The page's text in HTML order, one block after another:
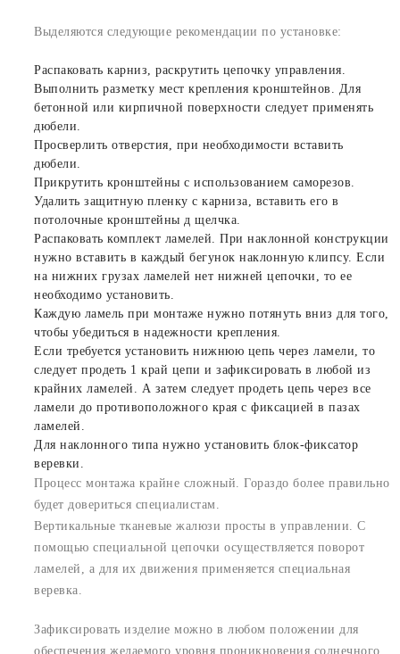
Выделяются следующие рекомендации по установке:
Распаковать карниз, раскрутить цепочку управления.
Выполнить разметку мест крепления кронштейнов. Для
бетонной или кирпичной поверхности следует применять
дюбели.
Просверлить отверстия, при необходимости вставить
дюбели.
Прикрутить кронштейны с использованием саморезов.
Удалить защитную пленку с карниза, вставить его в
потолочные кронштейны д щелчка.
Распаковать комплект ламелей. При наклонной конструкции
нужно вставить в каждый бегунок наклонную клипсу. Если
на нижних грузах ламелей нет нижней цепочки, то ее
необходимо установить.
Каждую ламель при монтаже нужно потянуть вниз для того,
чтобы убедиться в надежности крепления.
Если требуется установить нижнюю цепь через ламели, то
следует продеть 1 край цепи и зафиксировать в любой из
крайних ламелей. А затем следует продеть цепь через все
ламели до противоположного края с фиксацией в пазах
ламелей.
Для наклонного типа нужно установить блок-фиксатор
веревки.
Процесс монтажа крайне сложный. Гораздо более правильно
будет довериться специалистам.
Вертикальные тканевые жалюзи просты в управлении. С
помощью специальной цепочки осуществляется поворот
ламелей, а для их движения применяется специальная
веревка.
Зафиксировать изделие можно в любом положении для
обеспечения желаемого уровня проникновения солнечного